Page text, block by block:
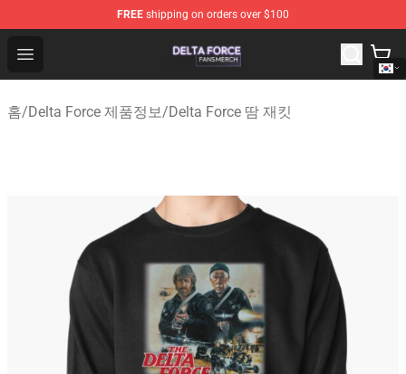
FREE shipping on orders over $100
Open menu
Delta Force Shop - Official Delta Force Merchandise
홈/Delta Force 제품정보/Delta Force 땀 재킷